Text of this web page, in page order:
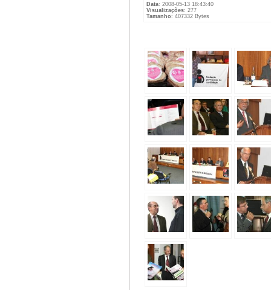
Data: 2008-05-13 18:43:40
Visualizações: 277
Tamanho: 407332 Bytes